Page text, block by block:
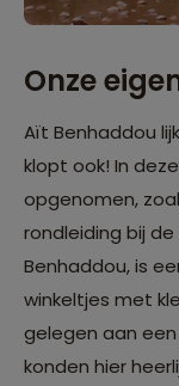
Onze
Aït Benhaddou
klopt ook! In
opgenomen,
rondleiding bij
Benhaddou, is
winkeltjes met
gelegen aan
konden hier